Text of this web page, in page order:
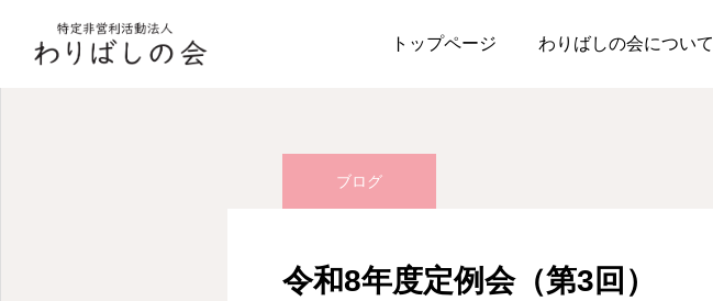
トップページ わりばしの会について
ブログ 令和8年度定例会（第3回）
ブログ
令和8年度定例会（第3回）